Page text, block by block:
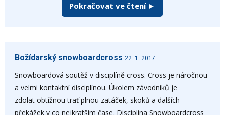
Pokračovat ve čtení ►
Božídarský snowboardcross 22. 1. 2017
Snowboardová soutěž v disciplíně cross. Cross je náročnou
a velmi kontaktní disciplínou. Úkolem závodníků je
zdolat obtížnou trať plnou zatáček, skoků a dalších
překážek v co nejkratším čase. Disciplína Snowboardcross